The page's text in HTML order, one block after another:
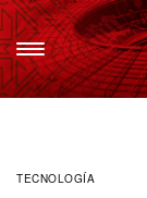
TECNOLOGÍA